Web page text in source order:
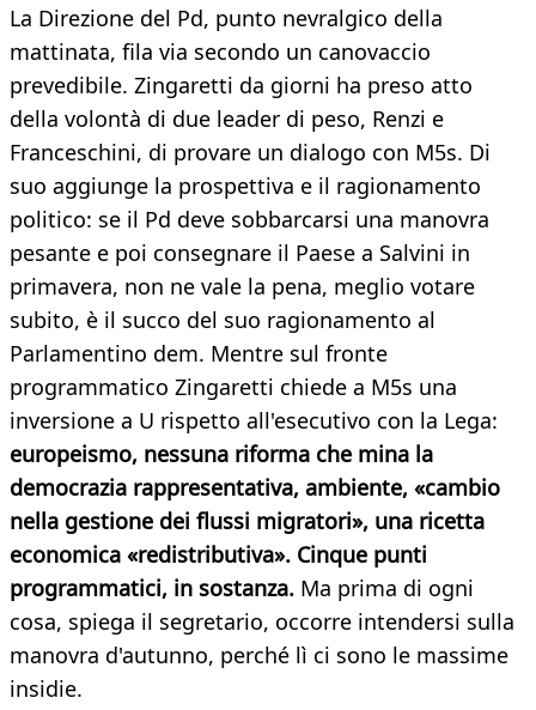
La Direzione del Pd, punto nevralgico della
mattinata, fila via secondo un canovaccio
prevedibile. Zingaretti da giorni ha preso atto
della volontà di due leader di peso, Renzi e
Franceschini, di provare un dialogo con M5s. Di
suo aggiunge la prospettiva e il ragionamento
politico: se il Pd deve sobbarcarsi una manovra
pesante e poi consegnare il Paese a Salvini in
primavera, non ne vale la pena, meglio votare
subito, è il succo del suo ragionamento al
Parlamentino dem. Mentre sul fronte
programmatico Zingaretti chiede a M5s una
inversione a U rispetto all'esecutivo con la Lega:
europeismo, nessuna riforma che mina la
democrazia rappresentativa, ambiente, «cambio
nella gestione dei flussi migratori», una ricetta
economica «redistributiva». Cinque punti
programmatici, in sostanza. Ma prima di ogni
cosa, spiega il segretario, occorre intendersi sulla
manovra d'autunno, perché lì ci sono le massime
insidie.